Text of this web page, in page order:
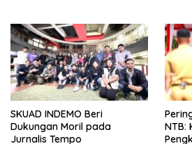
SKUAD INDEMO Beri
Dukungan Moril pada
Jurnalis Tempo
NTB: